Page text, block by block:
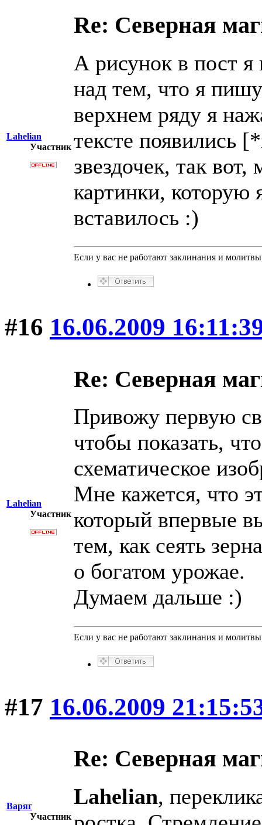
Lahelian
Участник
Re: Северная
А рисунок в пост я
над тем, что я
верхнем ряду я
тексте появились
звездочек, так
картинки, которую
вставилось :)
Если у вас не работают заклинания и
#16 16.06.2009
Lahelian
Участник
Re: Северная
Привожу первую
чтобы показать,
схематическое
Мне кажется, что
который впервые
тем, как сеять
о богатом урожае.
Думаем дальше :)
Если у вас не работают заклинания и
#17 16.06.2009
Варяг
Участник
Re: Северная
Lahelian,